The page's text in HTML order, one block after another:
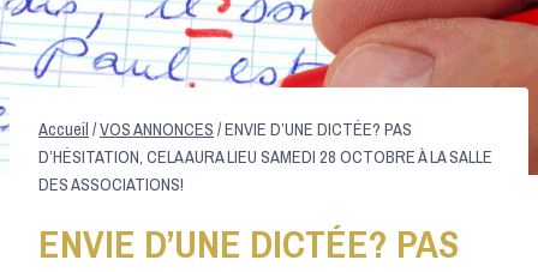
Accueil /VOS ANNONCES /ENVIE D’UNE DICTÉE? PAS
D’HÉSITATION, CELA AURA LIEU SAMEDI 28 OCTOBRE À LA SALLE
DES ASSOCIATIONS!
ENVIE D’UNE DICTÉE? PAS